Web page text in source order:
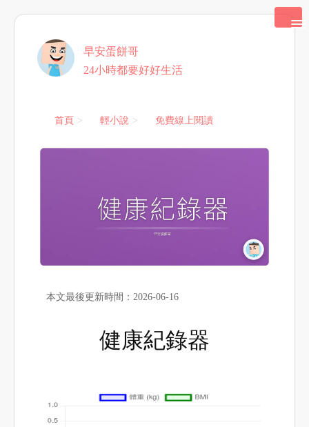
早安蛋餅哥
24小時都要好好生活
首頁 輕小說 免費線上閱讀
本文最後更新時間：2026-06-16
健康紀錄器